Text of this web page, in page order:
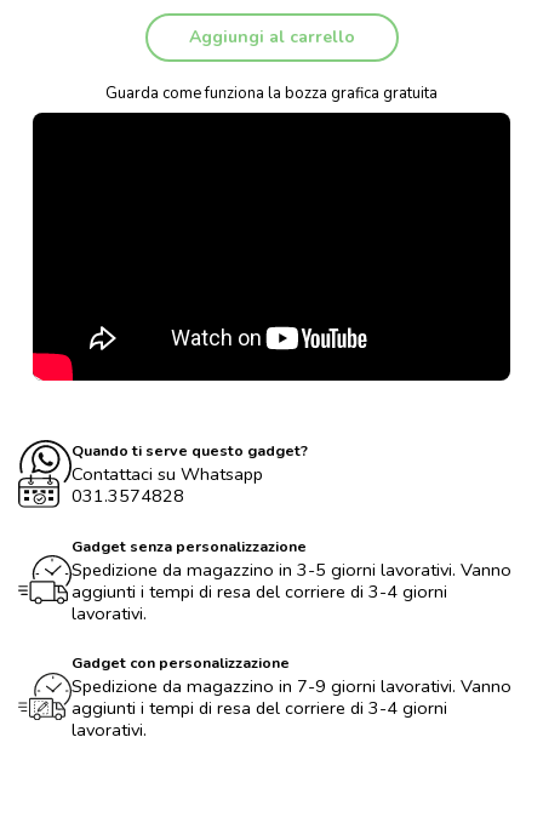
Aggiungi al carrello
Guarda come funziona la bozza grafica gratuita
Quando ti serve questo gadget?
Contattaci su Whatsapp
031.3574828
Gadget senza personalizzazione
Spedizione da magazzino in 3-5 giorni lavorativi. Vanno
aggiunti i tempi di resa del corriere di 3-4 giorni
lavorativi.
Gadget con personalizzazione
Spedizione da magazzino in 7-9 giorni lavorativi. Vanno
aggiunti i tempi di resa del corriere di 3-4 giorni
lavorativi.